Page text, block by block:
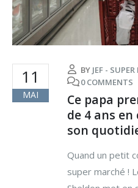
11
MAI
BY JEF -
0 COMMENTS
Ce papa
de 4 ans
son
Quand un petit
super marché !